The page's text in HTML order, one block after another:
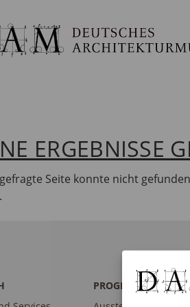
ERGEBNISSE
Seite konnte nicht
PROGRAMM